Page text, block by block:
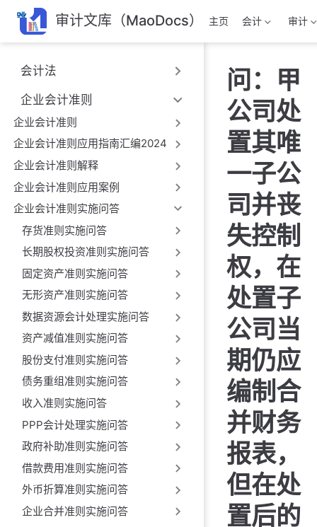
跳
至
主
內
容
审计文库（MaoDocs） 主页 会计 审计
会计法
企业会计准则
企业会计准则
企业会计准则应用指南汇编2024
企业会计准则解释
企业会计准则应用案例
企业会计准则实施问答
存货准则实施问答
长期股权投资准则实施问答
固定资产准则实施问答
无形资产准则实施问答
数据资源会计处理实施问答
资产减值准则实施问答
股份支付准则实施问答
债务重组准则实施问答
收入准则实施问答
PPP会计处理实施问答
政府补助准则实施问答
借款费用准则实施问答
外币折算准则实施问答
企业合并准则实施问答
问：甲
公司处
置其唯
一子公
司并丧
失控制
权，在
处置子
公司当
期仍应
编制合
并财务
报表，
但在处
置后的